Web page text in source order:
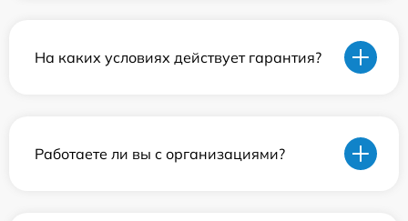
На каких условиях действует гарантия?
Работаете ли вы с организациями?